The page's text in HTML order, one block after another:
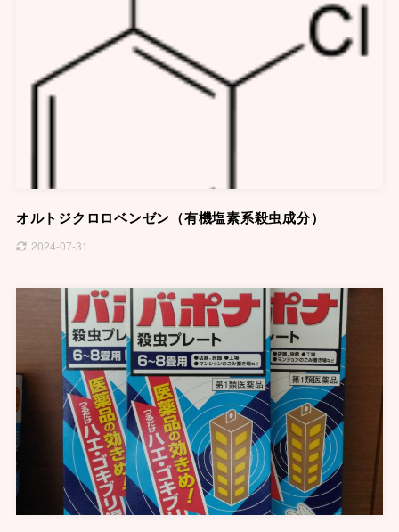
オルトジクロロベンゼン（有機塩素系殺虫成分）
2024-07-31